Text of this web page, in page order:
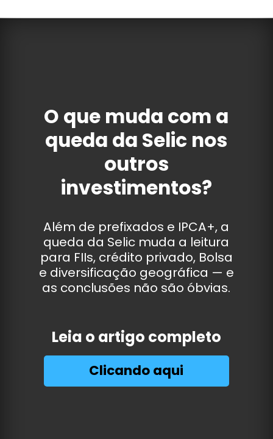
Clicando aqui
Leia o artigo completo
Além de prefixados e IPCA+, a
queda da Selic muda a leitura
para FIIs, crédito privado, Bolsa
e diversificação geográfica — e
as conclusões não são óbvias.
O que muda com a
queda da Selic nos
outros
investimentos?